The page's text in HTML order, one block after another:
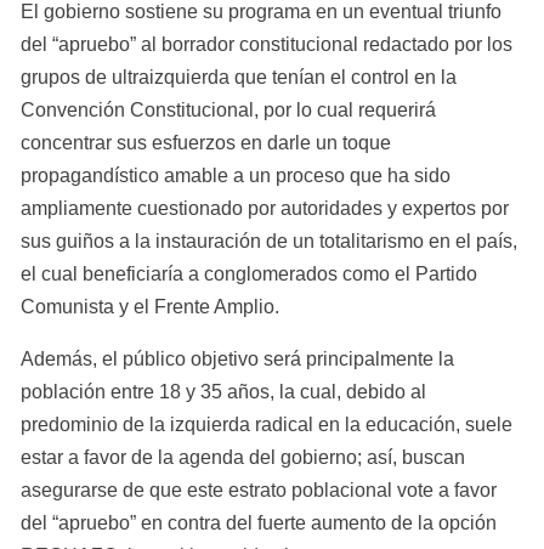
El gobierno sostiene su programa en un eventual triunfo
del “apruebo” al borrador constitucional redactado por los
grupos de ultraizquierda que tenían el control en la
Convención Constitucional, por lo cual requerirá
concentrar sus esfuerzos en darle un toque
propagandístico amable a un proceso que ha sido
ampliamente cuestionado por autoridades y expertos por
sus guiños a la instauración de un totalitarismo en el país,
el cual beneficiaría a conglomerados como el Partido
Comunista y el Frente Amplio.
Además, el público objetivo será principalmente la
población entre 18 y 35 años, la cual, debido al
predominio de la izquierda radical en la educación, suele
estar a favor de la agenda del gobierno; así, buscan
asegurarse de que este estrato poblacional vote a favor
del “apruebo” en contra del fuerte aumento de la opción